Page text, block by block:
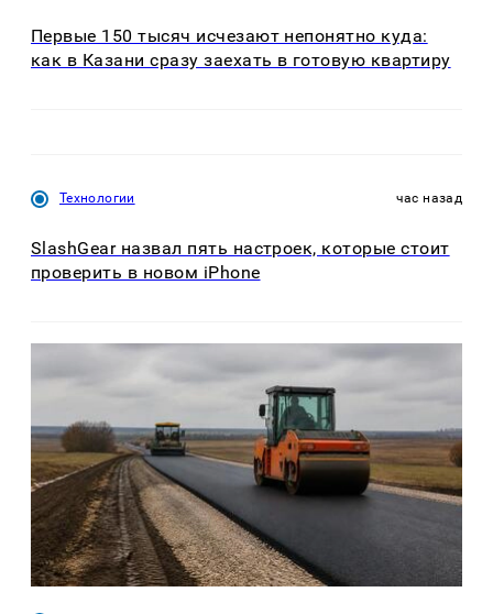
Первые 150 тысяч исчезают непонятно куда:
как в Казани сразу заехать в готовую квартиру
Технологии час назад
SlashGear назвал пять настроек, которые стоит
проверить в новом iPhone